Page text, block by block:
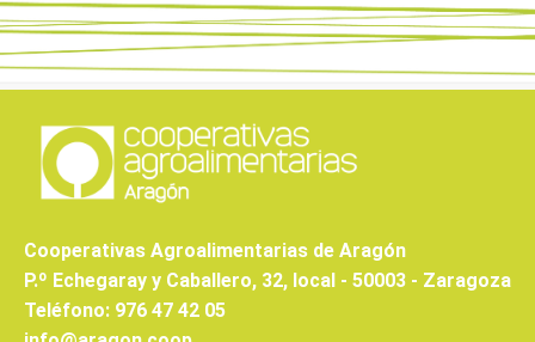
Cooperativas Agroalimentarias de Aragón
P.º Echegaray y Caballero, 32, local - 50003 - Zaragoza
Teléfono: 976 47 42 05